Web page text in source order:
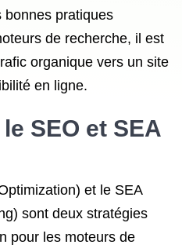
bonnes pratiques
de recherche, il est
organique vers un site
en ligne.
le SEO et SEA
et le SEA
sont deux stratégies
pour les moteurs de